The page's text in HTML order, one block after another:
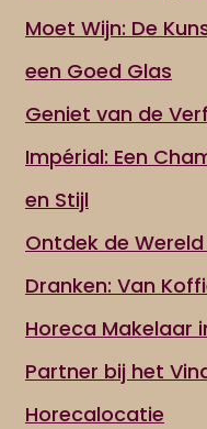
Moet Wijn: De
een Goed Glas
Geniet van de
Impérial: Een
en Stijl
Ontdek de
Dranken: Van
Horeca Makelaar
Partner bij het
Horecalocatie